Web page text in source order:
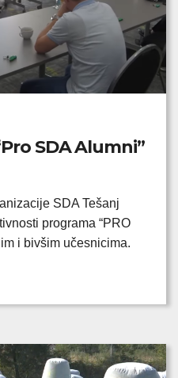
SDA Alumni”
SDA Tešanj
programa “PRO
i bivšim učesnicima.